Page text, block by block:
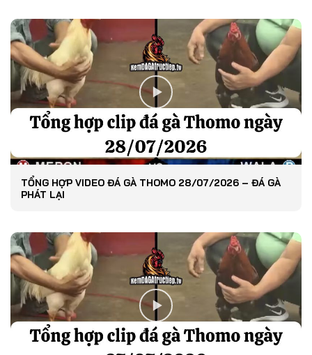
TỔNG HỢP VIDEO ĐÁ GÀ THOMO 28/07/2026 – ĐÁ GÀ
PHÁT LẠI